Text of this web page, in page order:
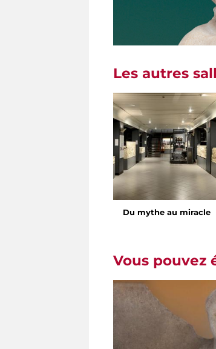
Les autres
Du mythe au miracle
Vous pouvez